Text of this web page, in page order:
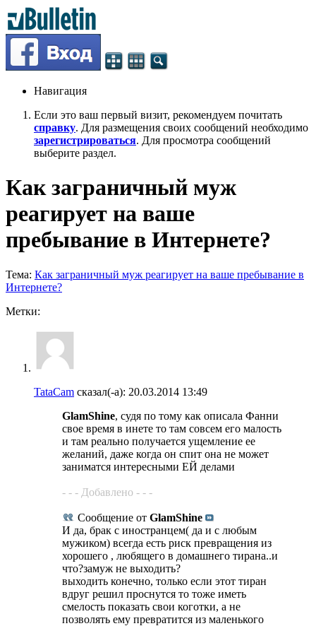
Навигация
Если это ваш первый визит, рекомендуем почитать
справку. Для размещения своих сообщений необходимо
зарегистрироваться. Для просмотра сообщений
выберите раздел.
Как заграничный муж
реагирует на ваше
пребывание в Интернете?
Тема: Как заграничный муж реагирует на ваше пребывание в
Интернете?
Метки:
TataCam сказал(-а): 20.03.2014 13:49
GlamShine, судя по тому как описала Фанни
свое время в инете то там совсем его малость
и там реально получается ущемление ее
желаний, даже когда он спит она не может
заниматся интересными ЕЙ делами
- - - Добавлено - - -
Сообщение от GlamShine
И да, брак с иностранцем( да и с любым
мужиком) всегда есть риск превращения из
хорошего , любящего в домашнего тирана..и
что?замуж не выходить?
выходить конечно, только если этот тиран
вдруг решил проснутся то тоже иметь
смелость показать свои коготки, а не
позволять ему превратится из маленького